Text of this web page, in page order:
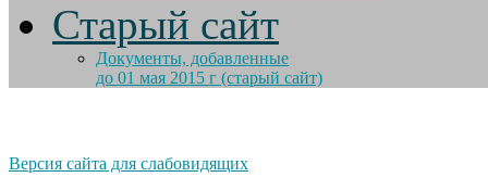
Старый сайт
Документы, добавленные
до 01 мая 2015 г (старый сайт)
Версия сайта для слабовидящих